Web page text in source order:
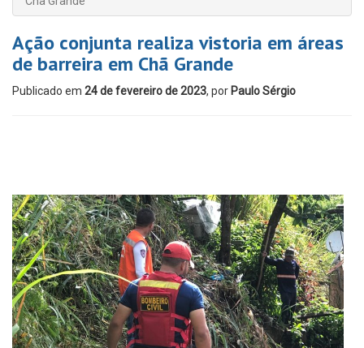
Ação conjunta realiza vistoria em áreas
de barreira em Chã Grande
Publicado em 24 de fevereiro de 2023, por Paulo Sérgio